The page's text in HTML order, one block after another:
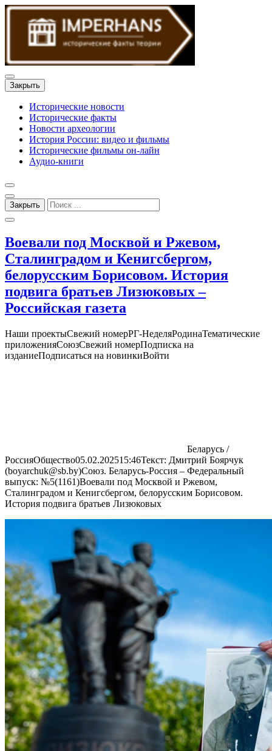
Закрыть
Исторические новости
Исторические факты
Новости археологии
История России: видео и фильмы
Исторические фильмы он-лайн
Аудио-книги
Закрыть
Воевали под Москвой и Ржевом,
Сталинградом и Кенигсбергом,
белорусским Борисовом. История
подвига братьев Лизюковых –
Российская газета
Наши проектыСвежий номерРГ-НеделяРодинаТематические
приложенияСоюзСвежий номерПодписка на
изданиеПодписаться на новинкиВойти
Беларусь /
РоссияОбщество05.02.202515:46Текст: Дмитрий Боярчук
(boyarchuk@sb.by)Союз. Беларусь-Россия – Федеральный
выпуск: №5(1161)Воевали под Москвой и Ржевом,
Сталинградом и Кенигсбергом, белорусским Борисовом.
История подвига братьев Лизюковых